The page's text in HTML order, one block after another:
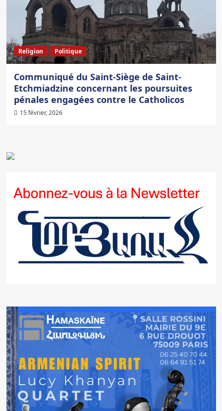
Religion Politique
Communiqué du Saint-Siège de Saint-
Etchmiadzine concernant les poursuites
pénales engagées contre le Catholicos
15 février, 2026